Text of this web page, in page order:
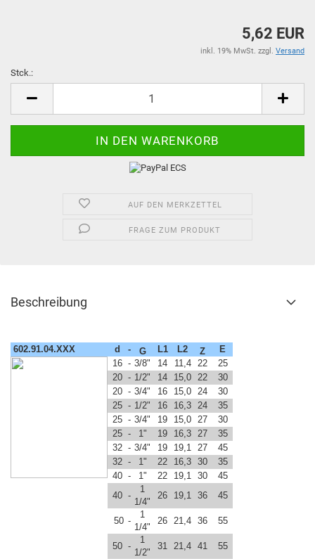
5,62 EUR
inkl. 19% MwSt. zzgl. Versand
Stck.:
AUF DEN MERKZETTEL
FRAGE ZUM PRODUKT
Beschreibung
602.91.04.XXX d - G L1 L2 Z
E
16 - 3/8" 14 11,4 22
25
20 - 1/2" 14 15,0 22
30
20 - 3/4" 16 15,0 24
30
25 - 1/2" 16 16,3 24
35
25 - 3/4" 19 15,0 27
30
25 - 1" 19 16,3 27
35
32 - 3/4" 19 19,1 27
45
32 - 1" 22 16,3 30
35
40 - 1" 22 19,1 30
45
40 -
1
1/4"
26 19,1 36 45
50 -
1
1/4"
26 21,4 36 55
50 -
1
1/2"
31 21,4 41
55